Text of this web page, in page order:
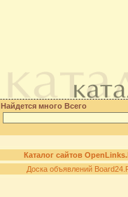
Найдется много Всего
Каталог сайтов
Доска объявлений